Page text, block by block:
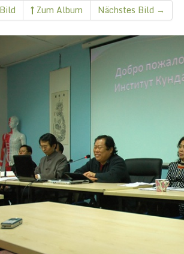
Zum Album Nächstes Bild →